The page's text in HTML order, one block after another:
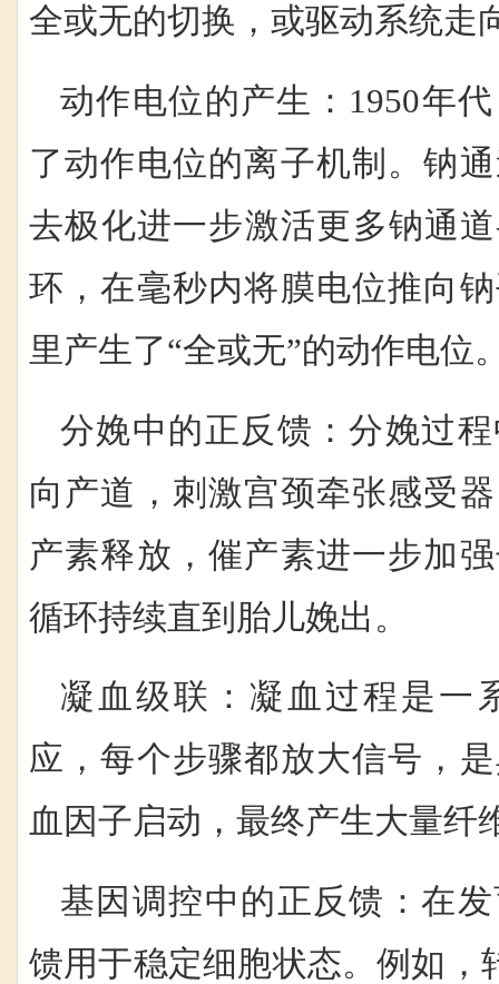
全或无的切换，或驱动系统走
动作电位的产生：1950年
了动作电位的离子机制。钠
去极化进一步激活更多钠通
环，在毫秒内将膜电位推向
里产生了“全或无”的动作电位
分娩中的正反馈：分娩过
向产道，刺激宫颈牵张感受
产素释放，催产素进一步加
循环持续直到胎儿娩出。
凝血级联：凝血过程是一
应，每个步骤都放大信号，
血因子启动，最终产生大量纤
基因调控中的正反馈：在
馈用于稳定细胞状态。例如，